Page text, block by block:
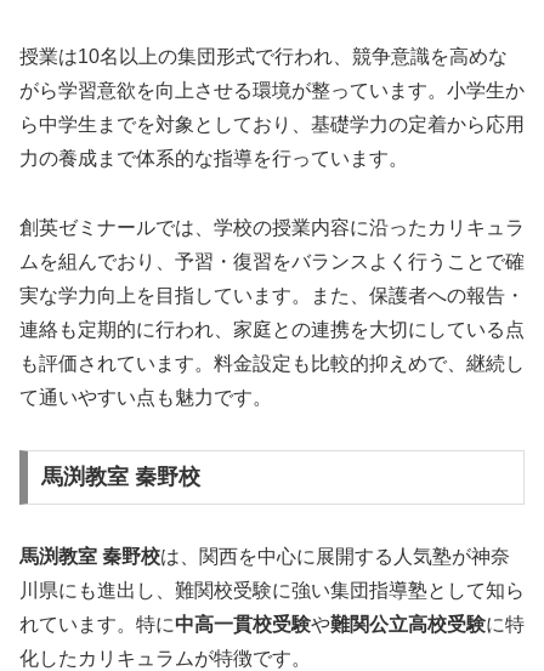
授業は10名以上の集団形式で行われ、競争意識を高めな
がら学習意欲を向上させる環境が整っています。小学生か
ら中学生までを対象としており、基礎学力の定着から応用
力の養成まで体系的な指導を行っています。
創英ゼミナールでは、学校の授業内容に沿ったカリキュラ
ムを組んでおり、予習・復習をバランスよく行うことで確
実な学力向上を目指しています。また、保護者への報告・
連絡も定期的に行われ、家庭との連携を大切にしている点
も評価されています。料金設定も比較的抑えめで、継続し
て通いやすい点も魅力です。
馬渕教室 秦野校
馬渕教室 秦野校は、関西を中心に展開する人気塾が神奈
川県にも進出し、難関校受験に強い集団指導塾として知ら
れています。特に中高一貫校受験や難関公立高校受験に特
化したカリキュラムが特徴です。